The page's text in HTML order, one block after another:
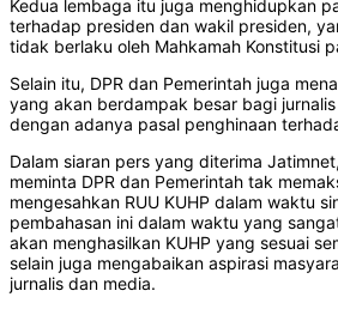
Kedua lembaga itu juga menghidupkan
terhadap presiden dan wakil presiden,
tidak berlaku oleh Mahkamah Konstitusi
Selain itu, DPR dan Pemerintah juga
yang akan berdampak besar bagi
dengan adanya pasal penghinaan
Dalam siaran pers yang diterima
meminta DPR dan Pemerintah tak
mengesahkan RUU KUHP dalam waktu
pembahasan ini dalam waktu yang
akan menghasilkan KUHP yang sesuai
selain juga mengabaikan aspirasi
jurnalis dan media.